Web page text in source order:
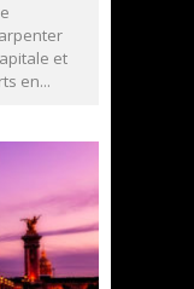
et
en...